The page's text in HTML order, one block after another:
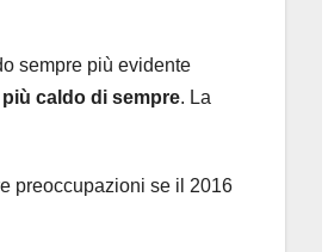
sempre più evidente
più caldo di sempre. La
preoccupazioni se il 2016